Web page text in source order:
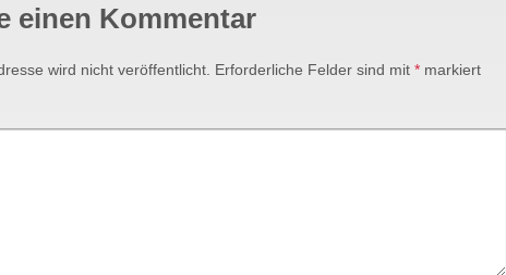
einen Kommentar
wird nicht veröffentlicht. Erforderliche Felder sind mit * markiert